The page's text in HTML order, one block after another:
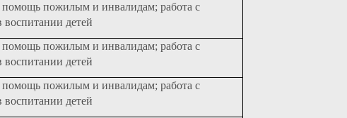
помощь пожилым и инвалидам; работа с
детей
помощь пожилым и инвалидам; работа с
детей
помощь пожилым и инвалидам; работа с
детей